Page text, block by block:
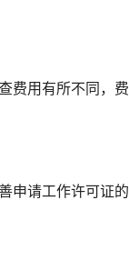
费用有所不同，费
申请工作许可证的